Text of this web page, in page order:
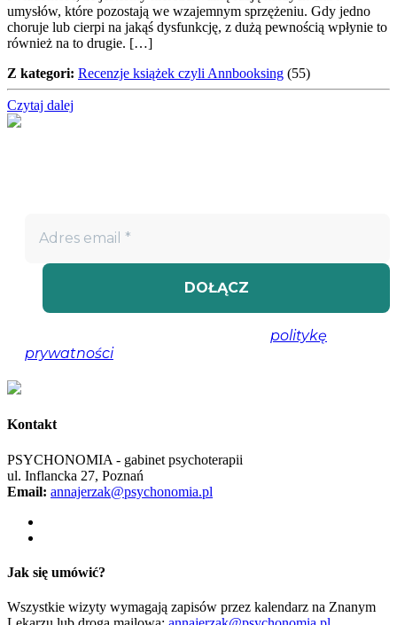
umysłów, które pozostają we wzajemnym sprzężeniu. Gdy jedno
choruje lub cierpi na jakąś dysfunkcję, z dużą pewnością wpłynie to
również na to drugie. […]
Z kategori: Recenzje książek czyli Annbooksing (55)
Czytaj dalej
politykę
prywatności, aby uzyskać więcej informacji.
Kontakt
PSYCHONOMIA - gabinet psychoterapii
ul. Inflancka 27, Poznań
Email: annajerzak@psychonomia.pl
Jak się umówić?
Wszystkie wizyty wymagają zapisów przez kalendarz na Znanym